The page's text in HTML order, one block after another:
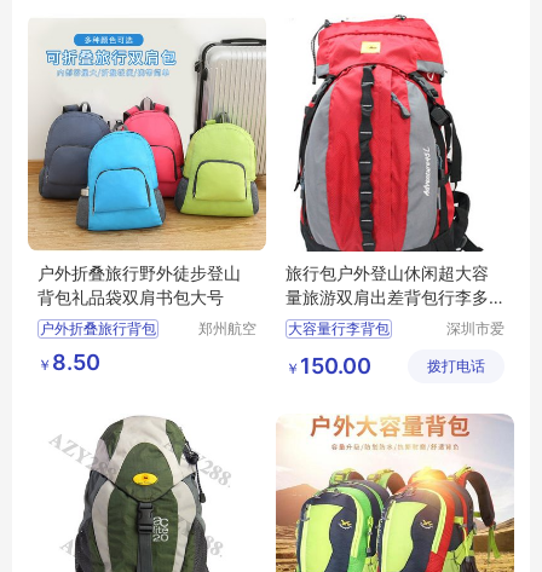
户外折叠旅行野外徒步登山
背包礼品袋双肩书包大号
户外折叠旅行背包
野外徒步登山背包
双肩书包大号
郑州航空
￥ 8.50
旅行包户外登山休闲超大容
量旅游双肩出差背包行李多
功能
大容量行李背包
户外登山休闲包
登山包定制
深圳市爱
用品有限
￥ 150.00 拨打电话